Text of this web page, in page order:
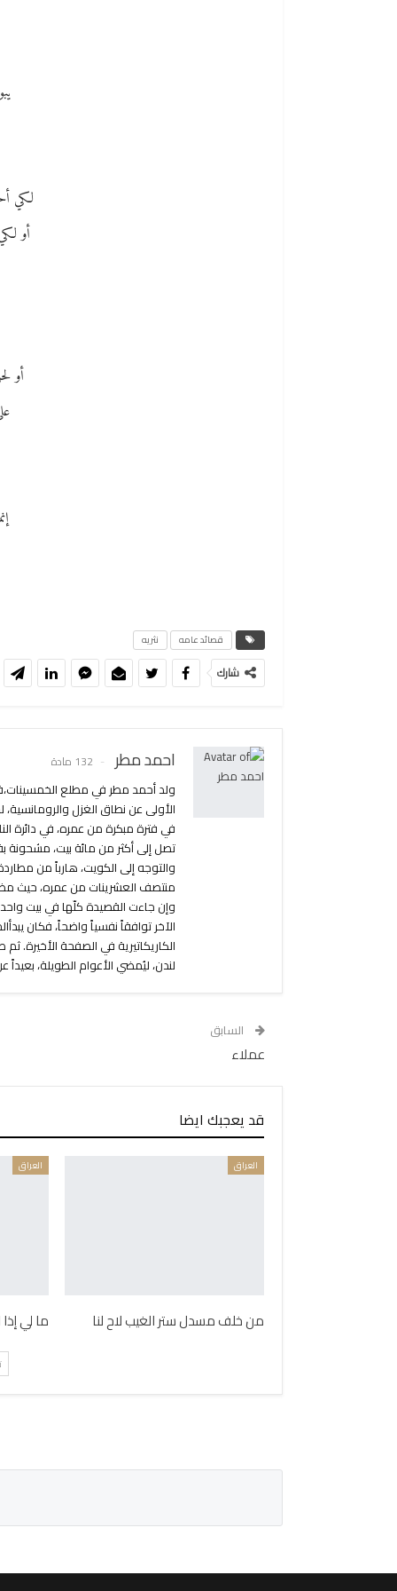
لكي
أو
أو
قصائد عامه نثريه
شارك
احمد مطر 132 مادة
ولد أحمد مطر في مطلع
الأولى عن نطاق الغزل
في فترة مبكرة من عمره، في دائرة
تصل إلى أكثر من مائة بيت، مشحونة
والتوجه إلى الكويت، هارباً من
منتصف العشرينات من عمره، حيث
وإن جاءت القصيدة كلّها في بيت
الآخر توافقاً نفسياً واضحاً، فكان
لندن، ليُمضي الأعوام الطويلة، بعيداً
السابق
عملاء
قد يعجبك ايضا
العراق
من خلف مسدل ستر الغيب لاح لنا
العراق
ما لي